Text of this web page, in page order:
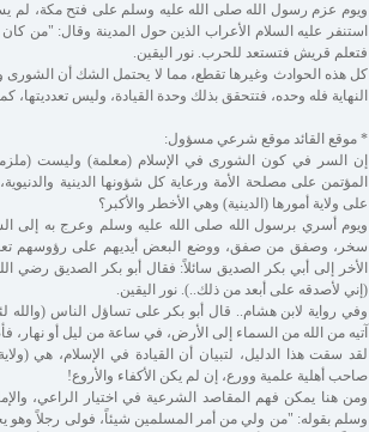
ويوم عزم رسول الله صلى الله عليه وسلم على فتح مكة، لم
استنفر عليه السلام الأعراب الذين حول المدينة وقال: "من
فتعلم قريش فتستعد للحرب. نور اليقين.
كل هذه الحوادث وغيرها تقطع، مما لا يحتمل الشك أن الشورى
النهاية فله وحده، فتتحقق بذلك وحدة القيادة، وليس
* موقع القائد موقع شرعي مسؤول:
إن السر في كون الشورى في الإسلام (معلمة) وليست
المؤتمن على مصلحة الأمة ورعاية كل شؤونها الدينية
على ولاية أمورها (الدينية) وهي الأخطر والأكبر؟
ويوم أسري برسول الله صلى الله عليه وسلم وعرج به إلى
سخر، وصفق من صفق، ووضع البعض أيديهم على رؤوسهم
الأخر إلى أبي بكر الصديق سائلاً: فقال أبو بكر الصديق
(إني لأصدقه على أبعد من ذلك..). نور اليقين.
وفي رواية لابن هشام.. قال أبو بكر على تساؤل الناس (والله
آتيه من الله من السماء إلى الأرض، في ساعة من ليل أو نهار،
لقد سقت هذا الدليل، لتبيان أن القيادة في الإسلام، هي
صاحب أهلية علمية وورع، إن لم يكن الأكفاء والأروع!
ومن هنا يمكن فهم المقاصد الشرعية في اختيار الراعي،
وسلم بقوله: "من ولي من أمر المسلمين شيئاً، فولى رجلاً وهو